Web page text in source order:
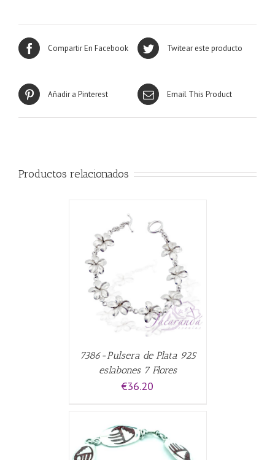
Compartir En Facebook Twitear este producto
Añadir a Pinterest Email This Product
Productos relacionados
7386-Pulsera de Plata 925
eslabones 7 Flores
€36.20